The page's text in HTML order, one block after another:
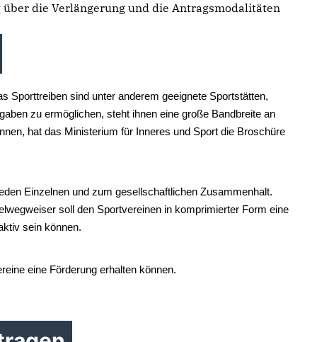
die Verlängerung und die Antragsmodalitäten
Sporttreiben sind unter anderem geeignete Sportstätten,
zu ermöglichen, steht ihnen eine große Bandbreite an
hat das Ministerium für Inneres und Sport die Broschüre
Einzelnen und zum gesellschaftlichen Zusammenhalt.
soll den Sportvereinen in komprimierter Form eine
sein können.
eine Förderung erhalten können.